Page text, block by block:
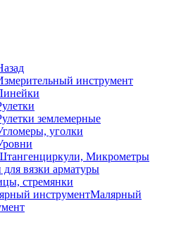
инструмент
землемерные
уголки
Микрометры
вязки арматуры
стремянки
Малярный